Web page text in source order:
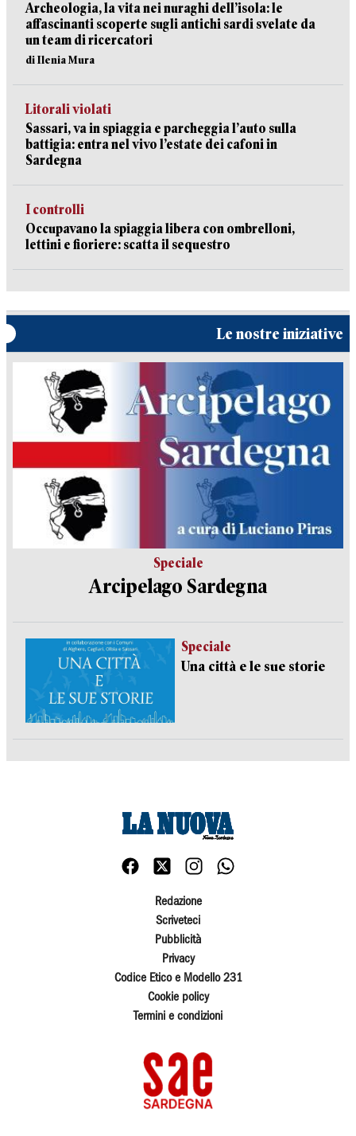
Archeologia, la vita nei nuraghi dell’isola: le
affascinanti scoperte sugli antichi sardi svelate da
un team di ricercatori
di Ilenia Mura
Litorali violati
Sassari, va in spiaggia e parcheggia l’auto sulla
battigia: entra nel vivo l’estate dei cafoni in
Sardegna
I controlli
Occupavano la spiaggia libera con ombrelloni,
lettini e fioriere: scatta il sequestro
Le nostre iniziative
Speciale
Arcipelago Sardegna
Speciale
Una città e le sue storie
Redazione
Scriveteci
Pubblicità
Privacy
Codice Etico e Modello 231
Cookie policy
Termini e condizioni